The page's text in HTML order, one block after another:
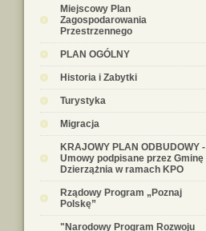
Miejscowy Plan
Zagospodarowania
Przestrzennego
PLAN OGÓLNY
Historia i Zabytki
Turystyka
Migracja
KRAJOWY PLAN ODBUDOWY -
Umowy podpisane przez Gminę
Dzierzążnia w ramach KPO
Rządowy Program „Poznaj
Polskę”
"Narodowy Program Rozwoju